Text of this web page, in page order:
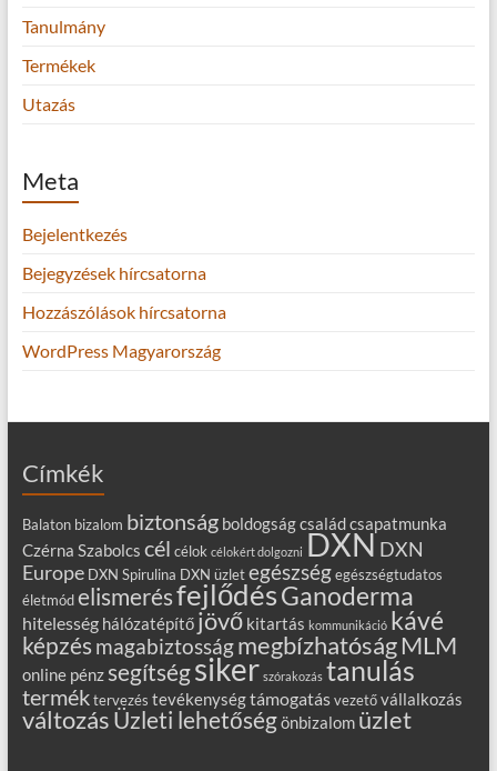
Tanulmány
Termékek
Utazás
Meta
Bejelentkezés
Bejegyzések hírcsatorna
Hozzászólások hírcsatorna
WordPress Magyarország
Címkék
Balaton bizalom biztonság boldogságcsaládcsapatmunka
Czérna Szabolcs cél célok célokért dolgozni DXNDXN
Europe DXN Spirulina DXN üzlet egészség egészségtudatos
életmód elismerésfejlődésGanoderma
hitelesség hálózatépítő jövő kitartás kommunikáció kávé
képzésmagabiztosságmegbízhatóság MLM
online pénz segítségsiker szórakozás tanulás
termék tervezés tevékenységtámogatás vezető vállalkozás
változás Üzleti lehetőségönbizalom üzlet